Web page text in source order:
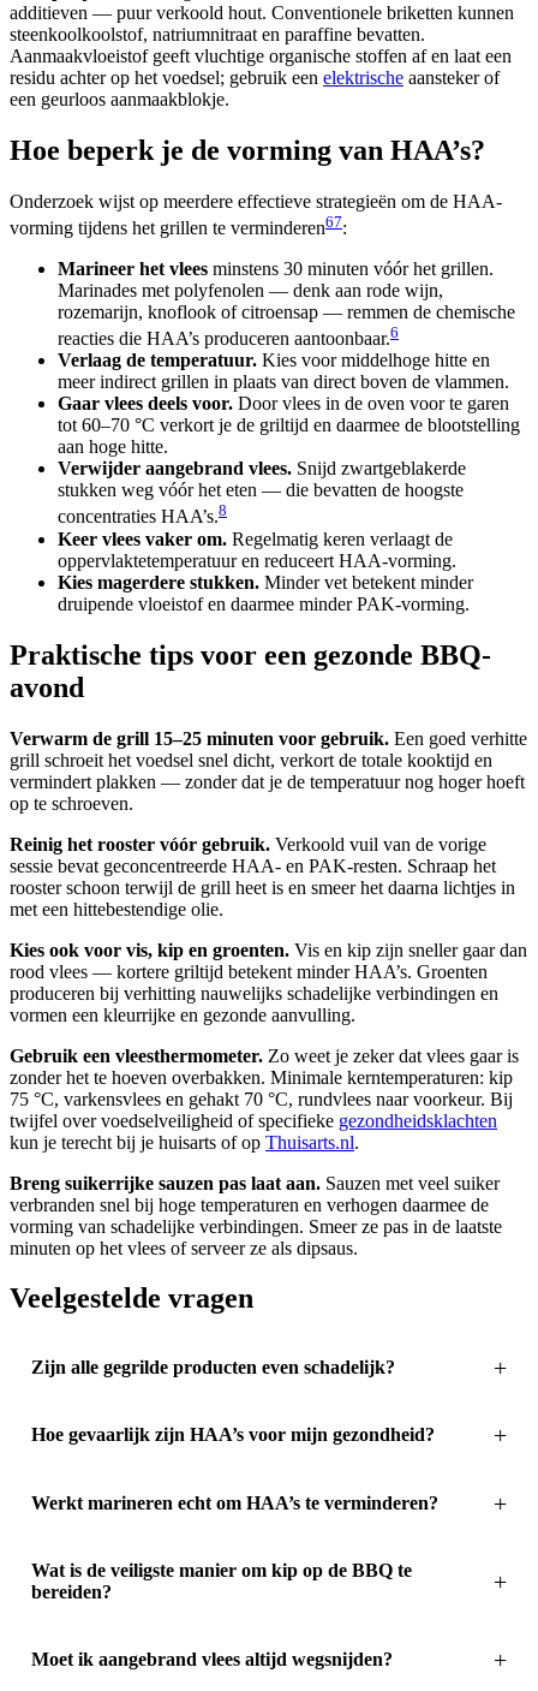
additieven — puur verkoold hout. Conventionele briketten kunnen
steenkoolkoolstof, natriumnitraat en paraffine bevatten.
Aanmaakvloeistof geeft vluchtige organische stoffen af en laat een
residu achter op het voedsel; gebruik een elektrische aansteker of
een geurloos aanmaakblokje.
Hoe beperk je de vorming van HAA’s?
Onderzoek wijst op meerdere effectieve strategieën om de HAA-
vorming tijdens het grillen te verminderen67:
Marineer het vlees minstens 30 minuten vóór het grillen.
Marinades met polyfenolen — denk aan rode wijn,
rozemarijn, knoflook of citroensap — remmen de chemische
reacties die HAA’s produceren aantoonbaar.6
Verlaag de temperatuur. Kies voor middelhoge hitte en
meer indirect grillen in plaats van direct boven de vlammen.
Gaar vlees deels voor. Door vlees in de oven voor te garen
tot 60–70 °C verkort je de griltijd en daarmee de blootstelling
aan hoge hitte.
Verwijder aangebrand vlees. Snijd zwartgeblakerde
stukken weg vóór het eten — die bevatten de hoogste
concentraties HAA’s.8
Keer vlees vaker om. Regelmatig keren verlaagt de
oppervlaktetemperatuur en reduceert HAA-vorming.
Kies magerdere stukken. Minder vet betekent minder
druipende vloeistof en daarmee minder PAK-vorming.
Praktische tips voor een gezonde BBQ-
avond
Verwarm de grill 15–25 minuten voor gebruik. Een goed verhitte
grill schroeit het voedsel snel dicht, verkort de totale kooktijd en
vermindert plakken — zonder dat je de temperatuur nog hoger hoeft
op te schroeven.
Reinig het rooster vóór gebruik. Verkoold vuil van de vorige
sessie bevat geconcentreerde HAA- en PAK-resten. Schraap het
rooster schoon terwijl de grill heet is en smeer het daarna lichtjes in
met een hittebestendige olie.
Kies ook voor vis, kip en groenten. Vis en kip zijn sneller gaar dan
rood vlees — kortere griltijd betekent minder HAA’s. Groenten
produceren bij verhitting nauwelijks schadelijke verbindingen en
vormen een kleurrijke en gezonde aanvulling.
Gebruik een vleesthermometer. Zo weet je zeker dat vlees gaar is
zonder het te hoeven overbakken. Minimale kerntemperaturen: kip
75 °C, varkensvlees en gehakt 70 °C, rundvlees naar voorkeur. Bij
twijfel over voedselveiligheid of specifieke gezondheidsklachten
kun je terecht bij je huisarts of op Thuisarts.nl.
Breng suikerrijke sauzen pas laat aan. Sauzen met veel suiker
verbranden snel bij hoge temperaturen en verhogen daarmee de
vorming van schadelijke verbindingen. Smeer ze pas in de laatste
minuten op het vlees of serveer ze als dipsaus.
Veelgestelde vragen
Zijn alle gegrilde producten even schadelijk?
Hoe gevaarlijk zijn HAA’s voor mijn gezondheid?
Werkt marineren echt om HAA’s te verminderen?
Wat is de veiligste manier om kip op de BBQ te
bereiden?
Moet ik aangebrand vlees altijd wegsnijden?